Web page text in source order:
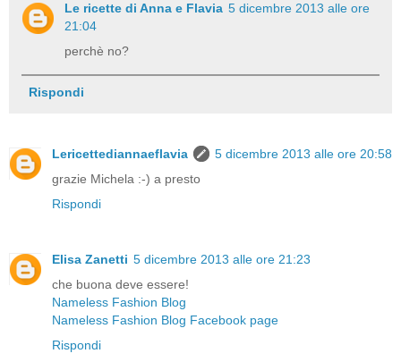
Le ricette di Anna e Flavia 5 dicembre 2013 alle ore
21:04
perchè no?
Rispondi
Lericettediannaeflavia
5 dicembre 2013 alle ore 20:58
grazie Michela :-) a presto
Rispondi
Elisa Zanetti 5 dicembre 2013 alle ore 21:23
che buona deve essere!
Nameless Fashion Blog
Nameless Fashion Blog Facebook page
Rispondi